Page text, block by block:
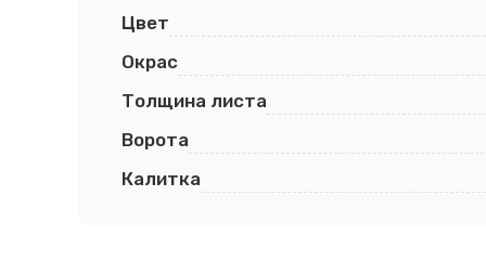
Цвет
Окрас
Толщина листа
Ворота
Калитка